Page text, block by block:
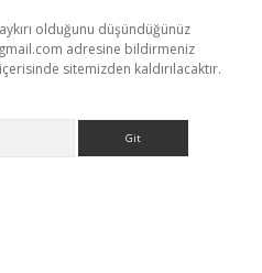
olduğunu düşündüğünüz
adresine bildirmeniz
sitemizden kaldırılacaktır.